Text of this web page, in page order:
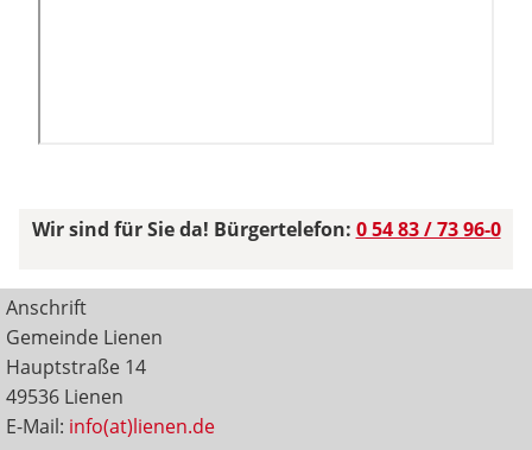
Wir sind für Sie da! Bürgertelefon: 0 54 83 / 73 96-0
Anschrift
Gemeinde Lienen
Hauptstraße 14
49536 Lienen
E-Mail: info(at)lienen.de